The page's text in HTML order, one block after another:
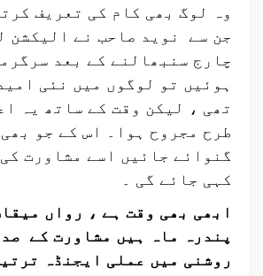
وہ لوگ بھی کام کی تعریف
جن سے نوید صاحب نے الیکشن
چارج سنبھالنے کے بعد
ہوئیں تو لوگوں میں نئی
تھی ، لیکن وقت کے ساتھ یہ
طرح مجروح ہوا۔ اس کے جو
گنوائے جائیں اسے مشاورت
کہی جائے گی ۔
ابھی بھی وقت ہے ، رواں
پندرہ ماہ ہیں مشاورت کے
روشنی میں عملی ایجنڈہ